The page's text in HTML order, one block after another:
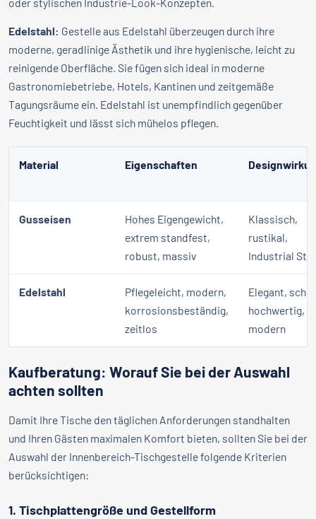
oder stylischen Industrie-Look-Konzepten.
Edelstahl: Gestelle aus Edelstahl überzeugen durch ihre
moderne, geradlinige Ästhetik und ihre hygienische, leicht zu
reinigende Oberfläche. Sie fügen sich ideal in moderne
Gastronomiebetriebe, Hotels, Kantinen und zeitgemäße
Tagungsräume ein. Edelstahl ist unempfindlich gegenüber
Feuchtigkeit und lässt sich mühelos pflegen.
Material Eigenschaften
Gusseisen
Hohes Eigengewicht,
extrem standfest,
robust, massiv
Klassisch,
rustikal,
Industrial
Edelstahl
Pflegeleicht, modern,
korrosionsbeständig,
zeitlos
Elegant,
hochwertig,
modern
Kaufberatung: Worauf Sie bei der Auswahl
achten sollten
Damit Ihre Tische den täglichen Anforderungen standhalten
und Ihren Gästen maximalen Komfort bieten, sollten Sie bei der
Auswahl der Innenbereich-Tischgestelle folgende Kriterien
berücksichtigen:
1. Tischplattengröße und Gestellform